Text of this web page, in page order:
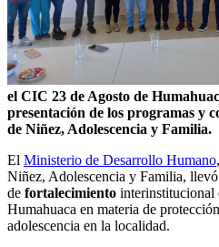
el CIC 23 de Agosto de
presentación de los programas y
de Niñez, Adolescencia y Familia.
El Ministerio de Desarrollo Humano
Niñez, Adolescencia y Familia,
de fortalecimiento interinstitucional
Humahuaca en materia de
adolescencia en la localidad.